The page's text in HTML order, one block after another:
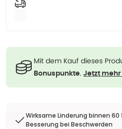
Mit dem Kauf dieses
Bonuspunkte. Jetzt
Wirksame Linderung binnen 60
Besserung bei Beschwerden